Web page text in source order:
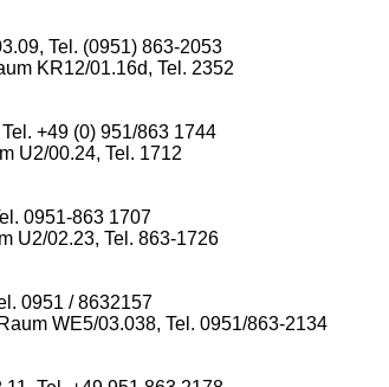
Tel. (0951) 863-2053
KR12/01.16d, Tel. 2352
+49 (0) 951/863 1744
U2/00.24, Tel. 1712
0951-863 1707
U2/02.23, Tel. 863-1726
0951 / 8632157
WE5/03.038, Tel. 0951/863-2134